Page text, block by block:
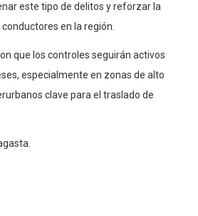
este tipo de delitos y reforzar la
en la región.
que los controles seguirán activos
especialmente en zonas de alto
clave para el traslado de